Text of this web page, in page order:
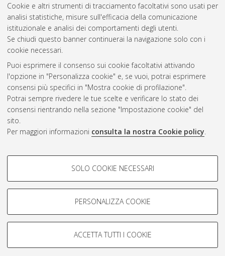
Cookie e altri strumenti di tracciamento facoltativi sono usati per
analisi statistiche, misure sull'efficacia della comunicazione
istituzionale e analisi dei comportamenti degli utenti.
Se chiudi questo banner continuerai la navigazione solo con i
cookie necessari.
Puoi esprimere il consenso sui cookie facoltativi attivando
l'opzione in "Personalizza cookie" e, se vuoi, potrai esprimere
consensi più specifici in "Mostra cookie di profilazione".
Potrai sempre rivedere le tue scelte e verificare lo stato dei
consensi rientrando nella sezione "Impostazione cookie" del
sito.
Per maggiori informazioni consulta la nostra Cookie policy.
COOKIE DI PROFILAZIONE -
Si tratta di cookie utilizzati per analizzare le caratteristiche della
navigazione degli utenti, creare profili in base al loro comportamento
Mostra cookie di profilazione
COOKIE TECNICI - NECESSARI
SOLO COOKIE NECESSARI
PERSONALIZZA COOKIE
ACCETTA TUTTI I COOKIE
Questa lista e' stata generata il Thu Aug 6 20:49:55 2026
Atom
Rss 1.0
Rss 2.0
ISSN: 2038-7946
Impostazioni Cookie
Informativa sulla privacy
Condizioni d’uso del sito